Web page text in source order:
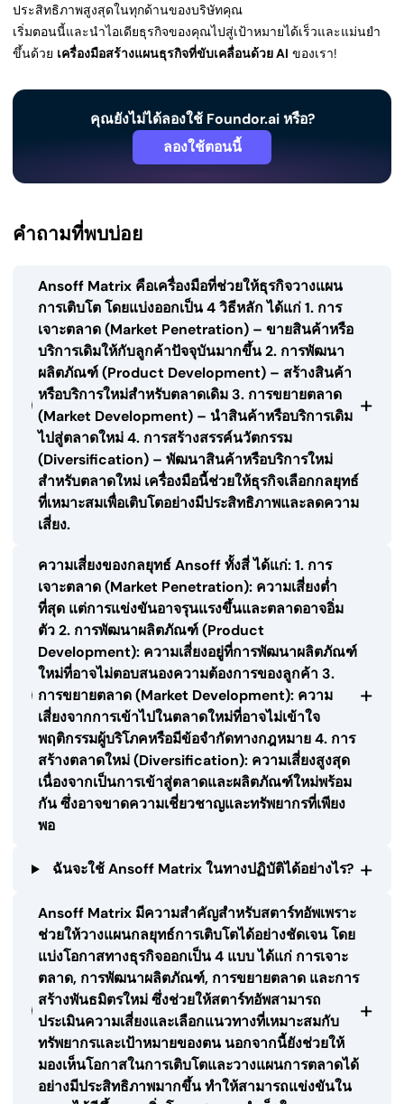
ประสิทธิภาพสูงสุดในทุกด้านของบริษัทคุณ
เริ่มตอนนี้และนำไอเดียธุรกิจของคุณไปสู่เป้าหมายได้เร็วและแม่นยำ
ขึ้นด้วย เครื่องมือสร้างแผนธุรกิจที่ขับเคลื่อนด้วย AI ของเรา!
คุณยังไม่ได้ลองใช้ Foundor.ai หรือ?
ลองใช้ตอนนี้
คำถามที่พบบ่อย
Ansoff Matrix คือเครื่องมือที่ช่วยให้ธุรกิจวางแผน
การเติบโต โดยแบ่งออกเป็น 4 วิธีหลัก ได้แก่ 1. การ
เจาะตลาด (Market Penetration) – ขายสินค้าหรือ
บริการเดิมให้กับลูกค้าปัจจุบันมากขึ้น 2. การพัฒนา
ผลิตภัณฑ์ (Product Development) – สร้างสินค้า
หรือบริการใหม่สำหรับตลาดเดิม 3. การขยายตลาด
(Market Development) – นำสินค้าหรือบริการเดิม
ไปสู่ตลาดใหม่ 4. การสร้างสรรค์นวัตกรรม
(Diversification) – พัฒนาสินค้าหรือบริการใหม่
สำหรับตลาดใหม่ เครื่องมือนี้ช่วยให้ธุรกิจเลือกกลยุทธ์
ที่เหมาะสมเพื่อเติบโตอย่างมีประสิทธิภาพและลดความ
เสี่ยง.
+
ความเสี่ยงของกลยุทธ์ Ansoff ทั้งสี่ ได้แก่: 1. การ
เจาะตลาด (Market Penetration): ความเสี่ยงต่ำ
ที่สุด แต่การแข่งขันอาจรุนแรงขึ้นและตลาดอาจอิ่ม
ตัว 2. การพัฒนาผลิตภัณฑ์ (Product
Development): ความเสี่ยงอยู่ที่การพัฒนาผลิตภัณฑ์
ใหม่ที่อาจไม่ตอบสนองความต้องการของลูกค้า 3.
การขยายตลาด (Market Development): ความ
เสี่ยงจากการเข้าไปในตลาดใหม่ที่อาจไม่เข้าใจ
พฤติกรรมผู้บริโภคหรือมีข้อจำกัดทางกฎหมาย 4. การ
สร้างตลาดใหม่ (Diversification): ความเสี่ยงสูงสุด
เนื่องจากเป็นการเข้าสู่ตลาดและผลิตภัณฑ์ใหม่พร้อม
กัน ซึ่งอาจขาดความเชี่ยวชาญและทรัพยากรที่เพียง
พอ
+
ฉันจะใช้ Ansoff Matrix ในทางปฏิบัติได้อย่างไร? +
Ansoff Matrix มีความสำคัญสำหรับสตาร์ทอัพเพราะ
ช่วยให้วางแผนกลยุทธ์การเติบโตได้อย่างชัดเจน โดย
แบ่งโอกาสทางธุรกิจออกเป็น 4 แบบ ได้แก่ การเจาะ
ตลาด, การพัฒนาผลิตภัณฑ์, การขยายตลาด และการ
สร้างพันธมิตรใหม่ ซึ่งช่วยให้สตาร์ทอัพสามารถ
ประเมินความเสี่ยงและเลือกแนวทางที่เหมาะสมกับ
ทรัพยากรและเป้าหมายของตน นอกจากนี้ยังช่วยให้
มองเห็นโอกาสในการเติบโตและวางแผนการตลาดได้
อย่างมีประสิทธิภาพมากขึ้น ทำให้สามารถแข่งขันใน
+